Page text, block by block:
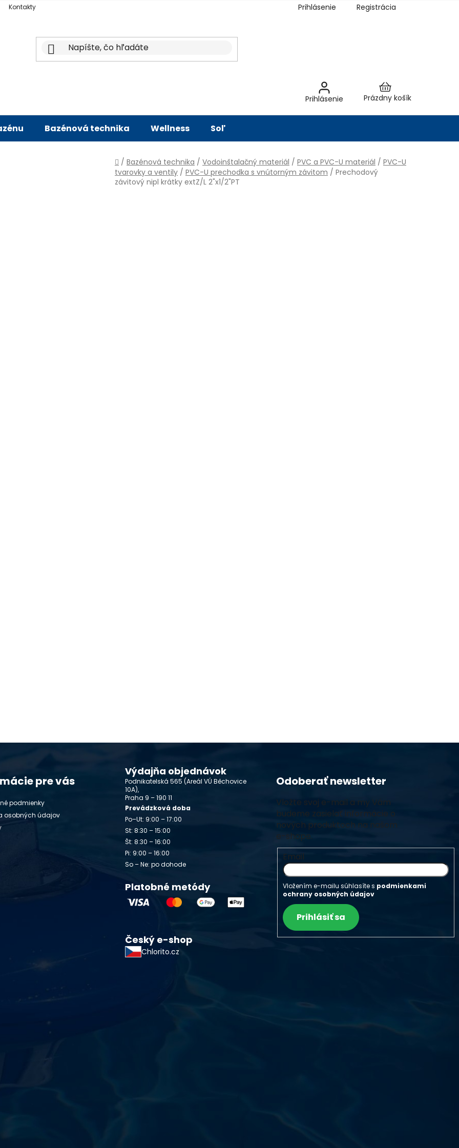
Kontakty Prihlásenie Registrácia
Prihlásenie
Nákupný
Prázdny košík
Bazénová technika Wellness Soľ
Domov
/ Bazénová technika / Vodoinštalačný materiál / PVC a PVC-U materiál / PVC-U
tvarovky a ventily / PVC-U prechodka s vnútorným závitom / Prechodový
závitový nipl krátky extZ/L 2"x1/2"PT
pre vás
podmienky
osobných údajov
Výdajňa objednávok
Podnikatelská 565 (Areál VÚ Běchovice
10A),
Praha 9 – 190 11
Prevádzková doba
Po–Ut: 9:00 – 17:00
St: 8:30 – 15:00
Št: 8:30 – 16:00
Pi: 9:00 – 16:00
So – Ne: po dohode
Platobné metódy
Český e-shop
Chlorito.cz
Odoberať newsletter
Vložte svoj e-mail a my Vám
budeme zasielať informácie o
nových produktoch na našom
e-shope.
Email
Vložením e-mailu súhlasíte s podmienkami
ochrany osobných údajov
Prihlásiť sa
o vodu a
vzdelaním v oblasti čistiarní odpadových
zdokonaľovaním v oblasti starostlivosti o vodu.
vlastnej výroby pre čistú a bezpečnú
na najlepších európskych surovinách a